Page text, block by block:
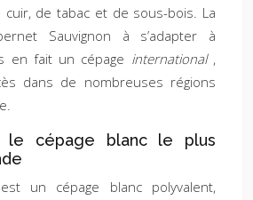
de tabac et de sous-bois. La
Sauvignon à s’adapter à
en fait un cépage international ,
dans de nombreuses régions
le cépage blanc le plus
un cépage blanc polyvalent,